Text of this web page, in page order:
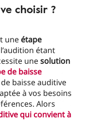
choisir ?
une étape
étant
unesolution
de baisse
de baisse auditive
à vos besoins
Alors
qui convient à